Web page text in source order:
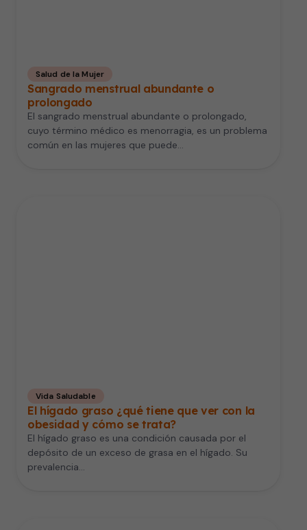
Salud de la Mujer
Sangrado menstrual abundante o
prolongado
El sangrado menstrual abundante o prolongado,
cuyo término médico es menorragia, es un problema
común en las mujeres que puede…
Vida Saludable
El hígado graso ¿qué tiene que ver con la
obesidad y cómo se trata?
El hígado graso es una condición causada por el
depósito de un exceso de grasa en el hígado. Su
prevalencia…